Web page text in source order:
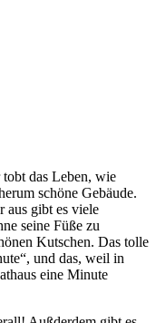
tobt das Leben, wie
schöne Gebäude.
aus gibt es viele
seine Füße zu
Kutschen. Das tolle
und das, weil in
eine Minute